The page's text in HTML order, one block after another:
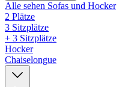
Alle sehen Sofas und Hocker
2 Plätze
3 Sitzplätze
+ 3 Sitzplätze
Hocker
Chaiselongue